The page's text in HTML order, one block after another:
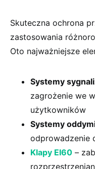
Skuteczna ochrona
zastosowania
Oto najważniejsze
Systemy
zagrożenie we
użytkowników
Systemy
odprowadzenie
Klapy EI60 –